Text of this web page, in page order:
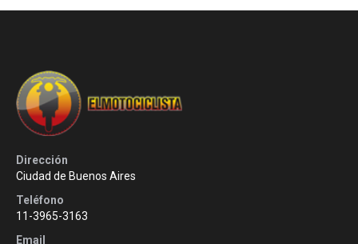
Dirección
Ciudad de Buenos Aires
Teléfono
11-3965-3163
Email